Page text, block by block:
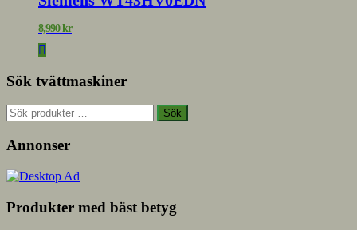
8,990kr
Sök tvättmaskiner
Sök
efter:
Sök
Annonser
Produkter med bäst betyg